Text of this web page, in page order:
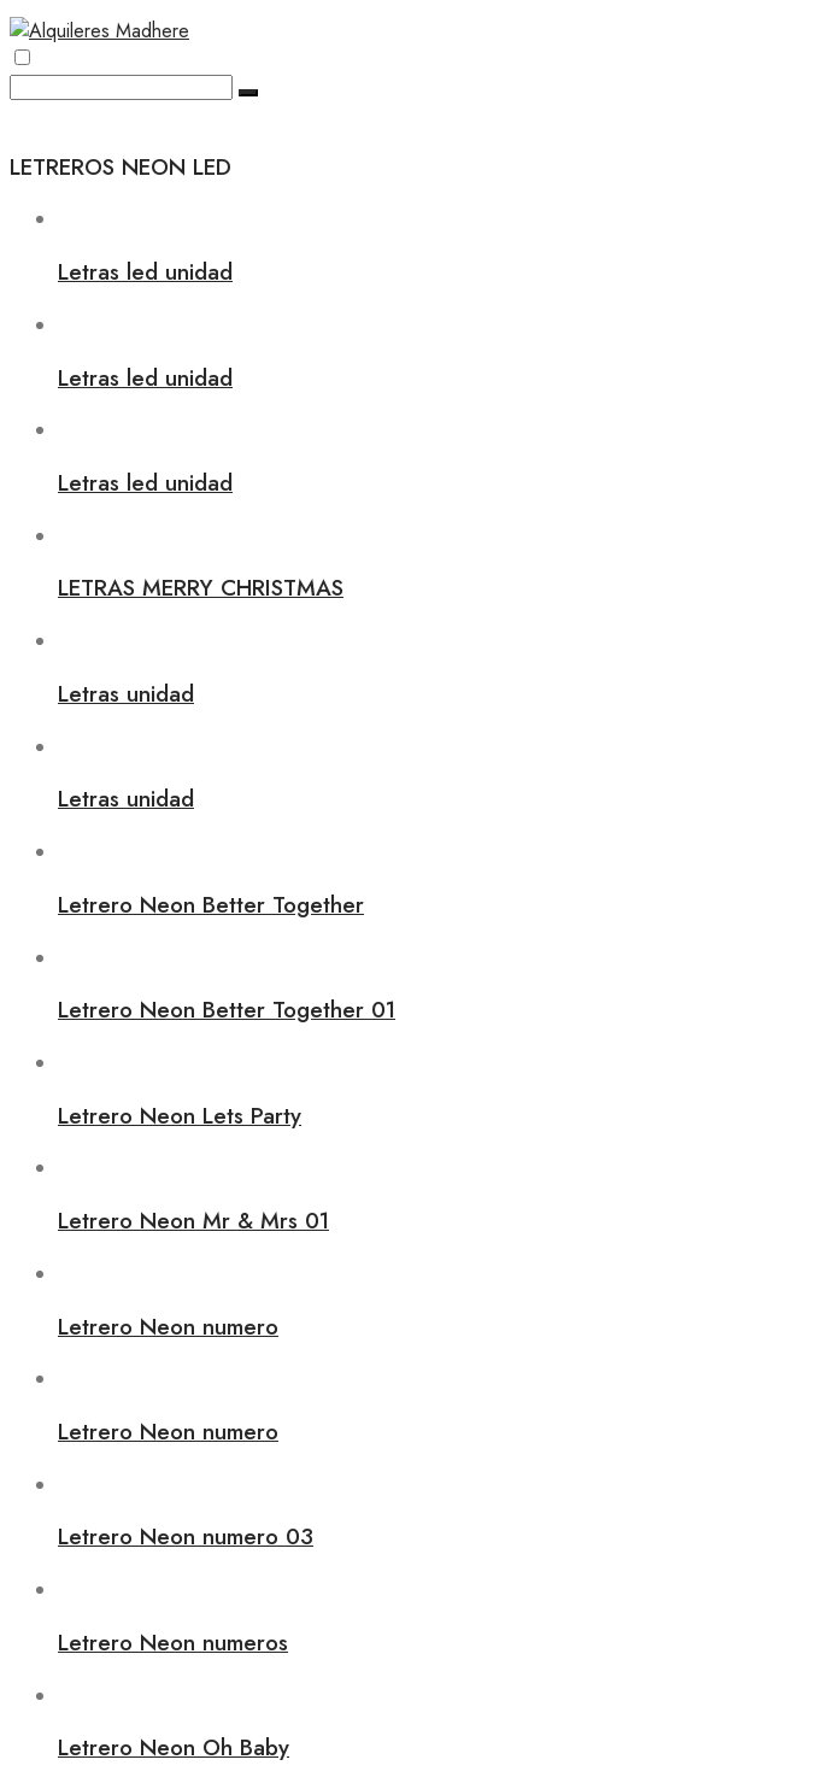
LETREROS NEON LED
Letras led unidad
Letras led unidad
Letras led unidad
LETRAS MERRY CHRISTMAS
Letras unidad
Letras unidad
Letrero Neon Better Together
Letrero Neon Better Together 01
Letrero Neon Lets Party
Letrero Neon Mr & Mrs 01
Letrero Neon numero
Letrero Neon numero
Letrero Neon numero 03
Letrero Neon numeros
Letrero Neon Oh Baby